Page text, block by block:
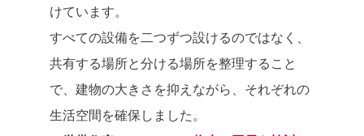
けています。
すべての設備を二つずつ設けるのではなく、
共有する場所と分ける場所を整理すること
で、建物の大きさを抑えながら、それぞれの
生活空間を確保しました。